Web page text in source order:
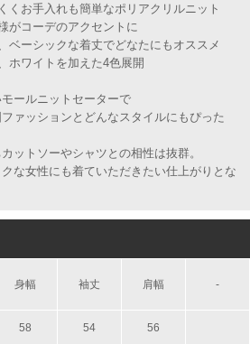
くお手入れも簡単なポリアクリルニット
がコーデのアクセントに
ベーシックな着丈でどなたにもオススメ
ホワイトを加えた4色展開
ールニットセーターで
ァッションとどんなスタイルにもぴった
ットソーやシャツとの相性は抜群。
な女性にも着ていただきたい仕上がりとな
身幅 袖丈 肩幅 -
58 54 56